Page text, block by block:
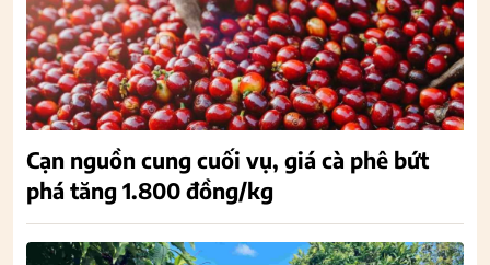
Cạn nguồn cung cuối vụ, giá cà phê bứt
phá tăng 1.800 đồng/kg